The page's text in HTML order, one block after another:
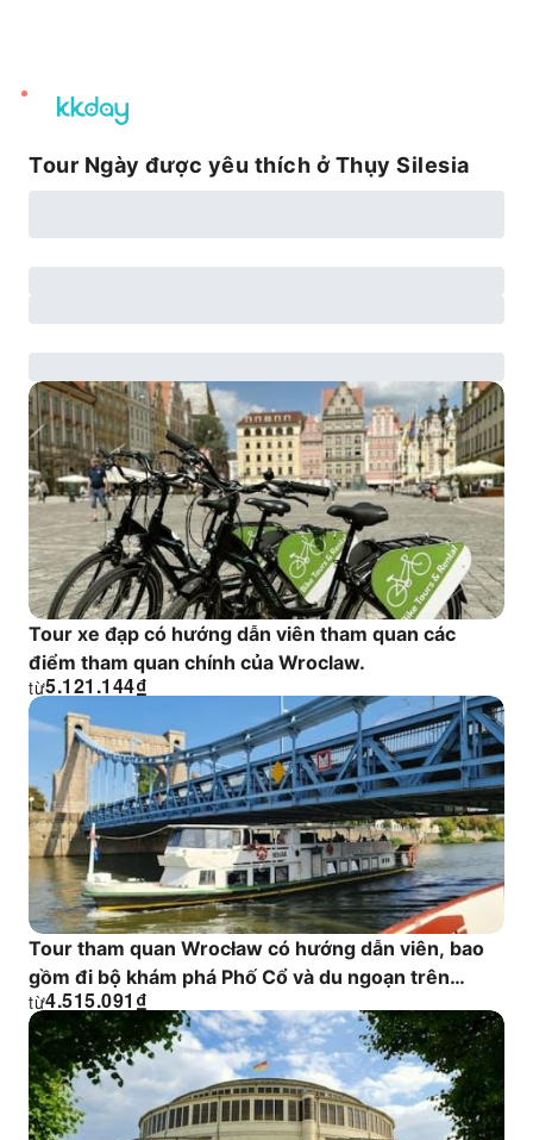
unread
notifications
Tour Ngày được yêu thích ở Thụy Silesia
Tour xe đạp có hướng dẫn viên tham quan các
điểm tham quan chính của Wroclaw.
₫
5.121.144
từ
Tour tham quan Wrocław có hướng dẫn viên, bao
gồm đi bộ khám phá Phố Cổ và du ngoạn trên
sông.
₫
4.515.091
từ